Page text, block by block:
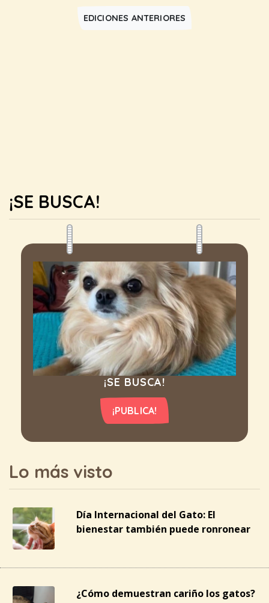
EDICIONES ANTERIORES
¡SE BUSCA!
¡SE BUSCA!
¡PUBLICA!
Lo más visto
Día Internacional del Gato: El
bienestar también puede ronronear
¿Cómo demuestran cariño los gatos?